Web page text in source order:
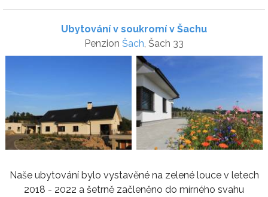
Ubytování v soukromí v Šachu
Penzion Šach, Šach 33
Naše ubytování bylo vystavěné na zelené louce v letech
2018 - 2022 a šetrně začleněno do mírného svahu